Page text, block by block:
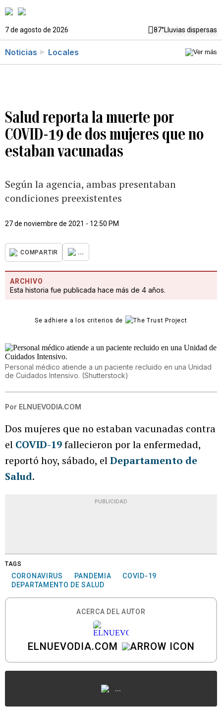
7 de agosto de 2026 87°Lluvias dispersas
Noticias Locales
Salud reporta la muerte por
COVID-19 de dos mujeres que no
estaban vacunadas
Según la agencia, ambas presentaban
condiciones preexistentes
27 de noviembre de 2021 - 12:50 PM
COMPARTIR ...
ARCHIVO
Esta historia fue publicada hace más de 4 años.
Se adhiere a los criterios de
Personal médico atiende a un paciente recluido en una Unidad
de Cuidados Intensivo. (Shutterstock)
Por ELNUEVODIA.COM
Dos mujeres que no estaban vacunadas contra
el COVID-19fallecieron por la enfermedad,
reportó hoy, sábado, elDepartamento de
Salud.
PUBLICIDAD
TAGS
CORONAVIRUS PANDEMIA
COVID-19
DEPARTAMENTO DE SALUD
ACERCA DEL AUTOR
ELNUEVODIA.COM
...